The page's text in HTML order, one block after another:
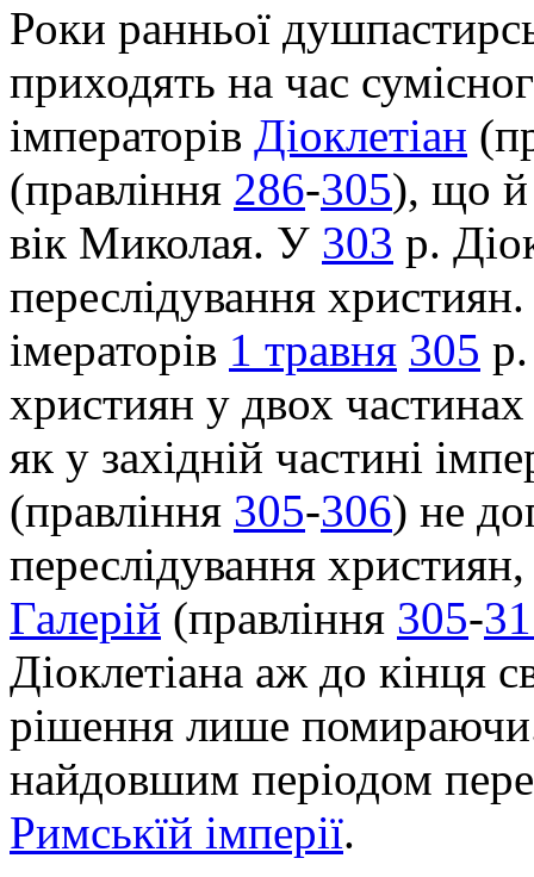
Роки ранньої
приходять на час
імператорів Діоклетіан
(правління 286-305), що й
вік Миколая. У 303 р.
переслідування
імераторів 1 травня 305
християн у двох
як у західній частині
(правління 305-306) не
переслідування
Галерій (правління 305-
Діоклетіана аж до кінця
рішення лише
найдовшим періодом
Римськїй імперії.